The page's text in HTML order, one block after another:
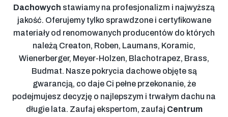
Dachowych stawiamy na profesjonalizm i najwyższą
jakość. Oferujemy tylko sprawdzone i certyfikowane
materiały od renomowanych producentów do których
należą Creaton, Roben, Laumans, Koramic,
Wienerberger, Meyer-Holzen, Blachotrapez, Brass,
Budmat. Nasze pokrycia dachowe objęte są
gwarancją, co daje Ci pełne przekonanie, że
podejmujesz decyzję o najlepszym i trwałym dachu na
długie lata. Zaufaj ekspertom, zaufaj Centrum